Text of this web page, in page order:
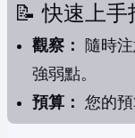
📝 快速上手
觀察：
隨時
強弱點。
預算： 您的